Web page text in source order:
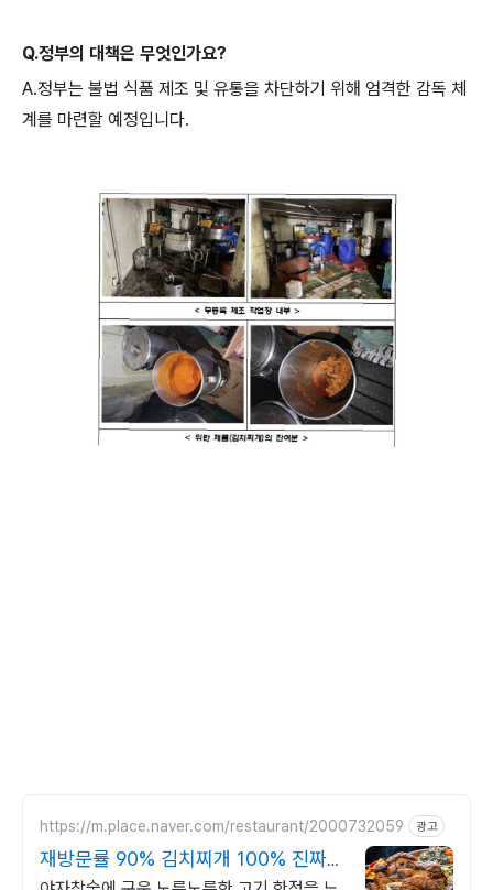
Q.정부의 대책은 무엇인가요?
A.정부는 불법 식품 제조 및 유통을 차단하기 위해 엄격한 감독 체
계를 마련할 예정입니다.
https://m.place.naver.com/restaurant/2000732059 광고
재방문률 90% 김치찌개 100% 진짜
특수부위 취급